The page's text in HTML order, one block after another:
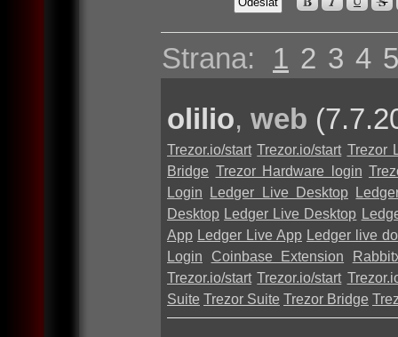
Strana: 1 2 3 4 5
olilio, web
Trezor.io/start Trezor.io/start Trezor
Bridge Trezor Hardware login
Login
Ledger Live Desktop
Desktop Ledger Live Desktop
App Ledger Live App Ledger live
Login
Coinbase Extension
Trezor.io/start Trezor.io/start
Suite Trezor Suite Trezor Bridge